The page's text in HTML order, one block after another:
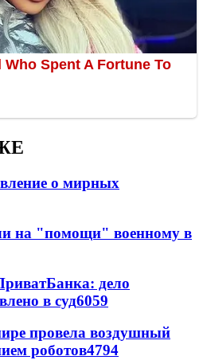
о мирных
на "помощи" военному в
дело
в суд6059
провела воздушный
роботов4794